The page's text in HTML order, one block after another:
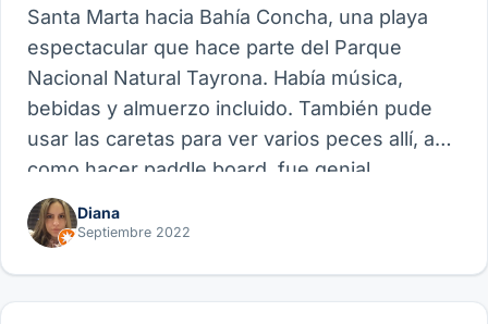
Santa Marta hacia Bahía Concha, una playa
espectacular que hace parte del Parque
Nacional Natural Tayrona. Había música,
bebidas y almuerzo incluido. También pude
usar las caretas para ver varios peces allí, así
como hacer paddle board, fue genial.
Recomiendo este proveedor y su experiencia
de Velero, funcional para amigos, parejas o
Diana
Septiembre 2022